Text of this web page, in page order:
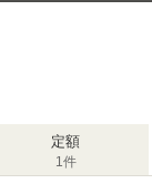
定額
1件